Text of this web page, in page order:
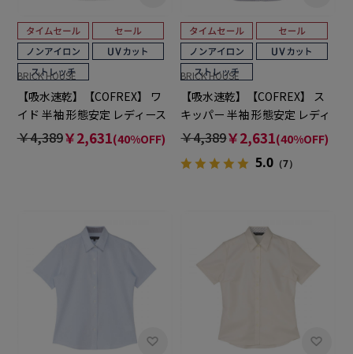
BRICK HOUSE
【吸水速乾】【COFREX】 ワ
イド 半袖 形態安定 レディース
シャツ
￥4,389￥2,631(40%OFF)
BRICK HOUSE
【吸水速乾】【COFREX】 ス
キッパー 半袖 形態安定 レディ
ースシャツ
￥4,389￥2,631(40%OFF)
5.0 （7）